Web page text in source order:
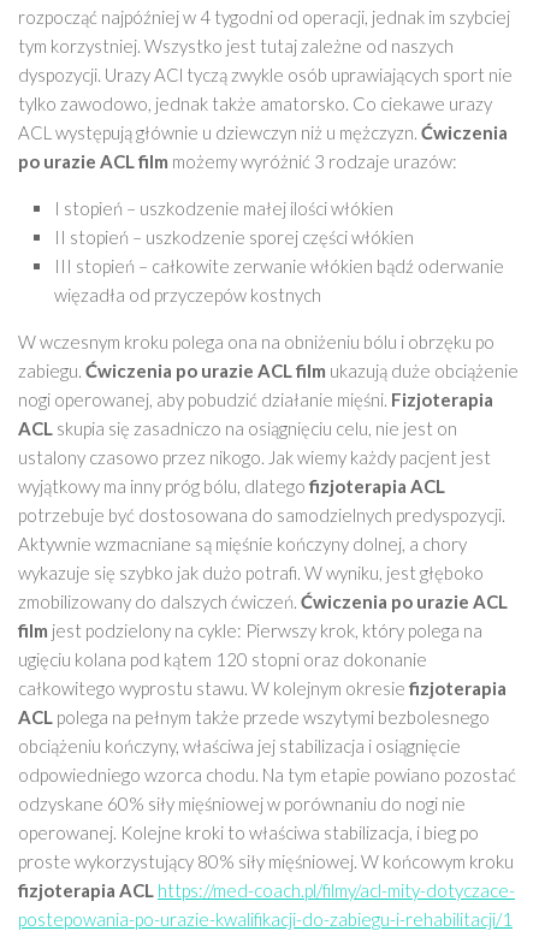
rozpocząć najpóźniej w 4 tygodni od operacji, jednak im szybciej
tym korzystniej. Wszystko jest tutaj zależne od naszych
dyspozycji. Urazy ACl tyczą zwykle osób uprawiających sport nie
tylko zawodowo, jednak także amatorsko. Co ciekawe urazy
ACL występują głównie u dziewczyn niż u mężczyzn. Ćwiczenia
po urazie ACL film możemy wyróżnić 3 rodzaje urazów:
I stopień – uszkodzenie małej ilości włókien
II stopień – uszkodzenie sporej części włókien
III stopień – całkowite zerwanie włókien bądź oderwanie
więzadła od przyczepów kostnych
W wczesnym kroku polega ona na obniżeniu bólu i obrzęku po
zabiegu. Ćwiczenia po urazie ACL film ukazują duże obciążenie
nogi operowanej, aby pobudzić działanie mięśni. Fizjoterapia
ACL skupia się zasadniczo na osiągnięciu celu, nie jest on
ustalony czasowo przez nikogo. Jak wiemy każdy pacjent jest
wyjątkowy ma inny próg bólu, dlatego fizjoterapia ACL
potrzebuje być dostosowana do samodzielnych predyspozycji.
Aktywnie wzmacniane są mięśnie kończyny dolnej, a chory
wykazuje się szybko jak dużo potrafi. W wyniku, jest głęboko
zmobilizowany do dalszych ćwiczeń. Ćwiczenia po urazie ACL
film jest podzielony na cykle: Pierwszy krok, który polega na
ugięciu kolana pod kątem 120 stopni oraz dokonanie
całkowitego wyprostu stawu. W kolejnym okresie fizjoterapia
ACL polega na pełnym także przede wszytymi bezbolesnego
obciążeniu kończyny, właściwa jej stabilizacja i osiągnięcie
odpowiedniego wzorca chodu. Na tym etapie powiano pozostać
odzyskane 60% siły mięśniowej w porównaniu do nogi nie
operowanej. Kolejne kroki to właściwa stabilizacja, i bieg po
proste wykorzystujący 80% siły mięśniowej. W końcowym kroku
fizjoterapia ACL https://med-coach.pl/filmy/acl-mity-dotyczace-
postepowania-po-urazie-kwalifikacji-do-zabiegu-i-rehabilitacji/1